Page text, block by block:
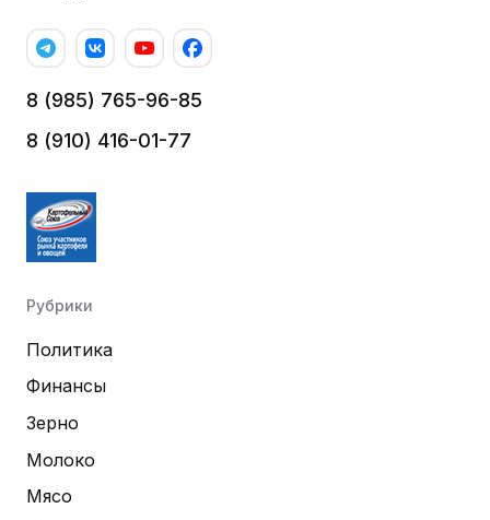
8 (985) 765-96-85
8 (910) 416-01-77
Рубрики
Политика
Финансы
Зерно
Молоко
Мясо